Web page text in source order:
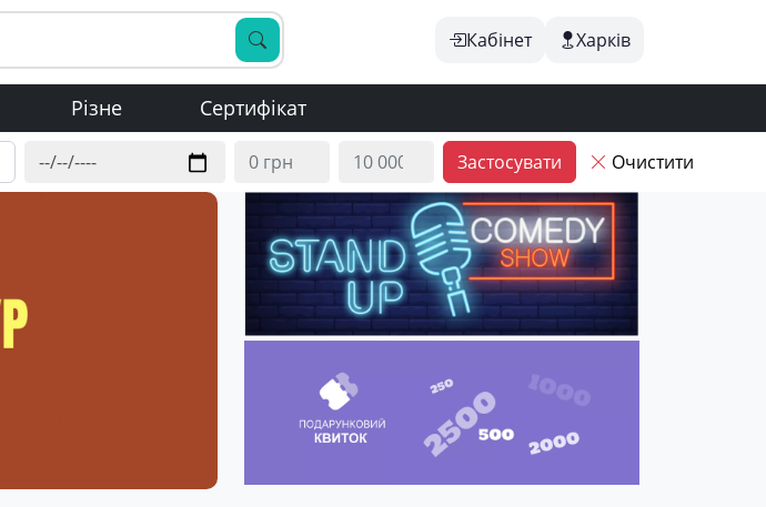
Кабінет Харків
Різне Сертифікат
Застосувати Очистити